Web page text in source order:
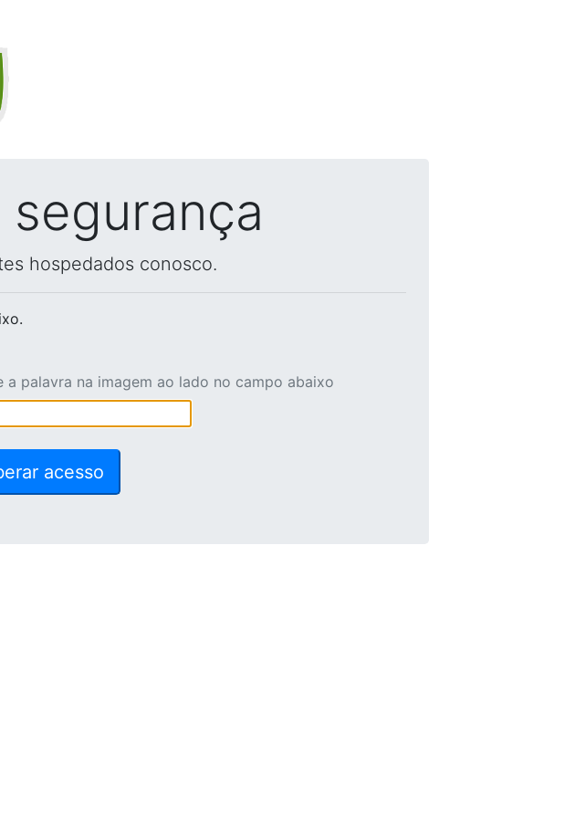
hospedados conosco.
a palavra na imagem ao lado no campo abaixo